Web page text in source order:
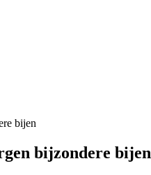
bijzondere bijen